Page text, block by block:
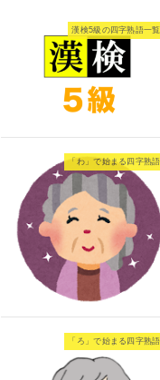
漢検5級の四字熟語一覧
「わ」で始まる四字熟語
「ろ」で始まる四字熟語